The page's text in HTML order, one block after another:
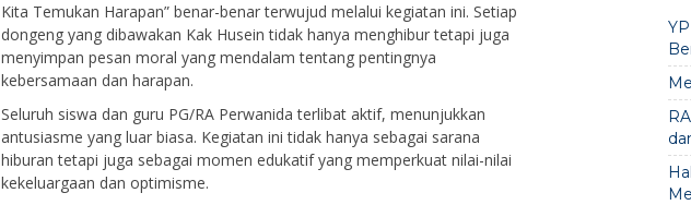
Kita Temukan Harapan” benar-benar terwujud melalui kegiatan ini. Setiap
dongeng yang dibawakan Kak Husein tidak hanya menghibur tetapi juga
menyimpan pesan moral yang mendalam tentang pentingnya
kebersamaan dan harapan.
Seluruh siswa dan guru PG/RA Perwanida terlibat aktif, menunjukkan
antusiasme yang luar biasa. Kegiatan ini tidak hanya sebagai sarana
hiburan tetapi juga sebagai momen edukatif yang memperkuat nilai-nilai
kekeluargaan dan optimisme.